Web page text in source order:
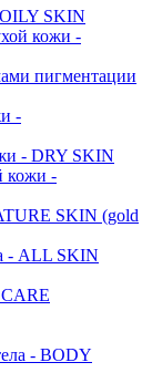
SKIN
кожи -
пигментации
-
- DRY SKIN
кожи -
SKIN (gold
- ALL SKIN
- BODY